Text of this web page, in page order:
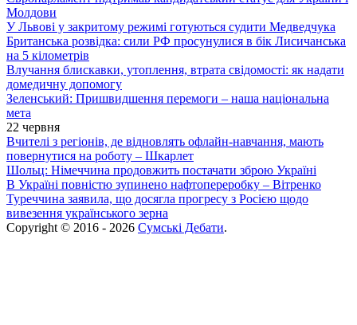
Молдови
У Львові у закритому режимі готуються судити Медведчука
Британська розвідка: сили РФ просунулися в бік Лисичанська
на 5 кілометрів
Влучання блискавки, утоплення, втрата свідомості: як надати
домедичну допомогу
Зеленський: Пришвидшення перемоги – наша національна
мета
22 червня
Вчителі з регіонів, де відновлять офлайн-навчання, мають
повернутися на роботу – Шкарлет
Шольц: Німеччина продовжить постачати зброю Україні
В Україні повністю зупинено нафтопереробку – Вітренко
Туреччина заявила, що досягла прогресу з Росією щодо
вивезення українського зерна
Copyright © 2016 - 2026 Сумські Дебати.